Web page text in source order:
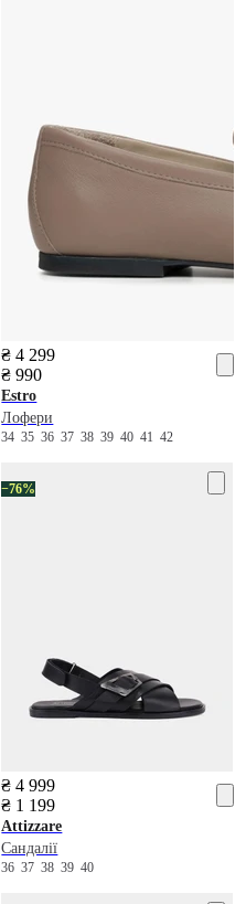
₴ 4 299
₴ 990
Estro
Лофери
343536373839404142
−76%
₴ 4 999
₴ 1 199
Attizzare
Сандалії
3637383940